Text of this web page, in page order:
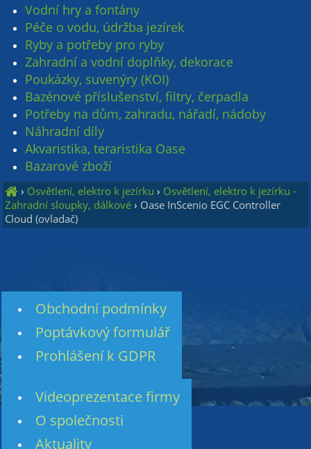
Vodní hry a fontány
Péče o vodu, údržba jezírek
Ryby a potřeby pro ryby
Zahradní a vodní doplňky, dekorace
Poukázky, suvenýry (KOI)
Bazénové příslušenství, filtry, čerpadla
Potřeby na dům, zahradu, nářadí, nádoby
Náhradní díly
Akvaristika, teraristika Oase
Bazarové zboží
› Osvětlení, elektro k jezírku › Osvětlení, elektro k jezírku -
Zahradní sloupky, dálkové › Oase InScenio EGC Controller
Cloud (ovladač)
Obchodní podmínky
Poptávkový formulář
Prohlášení k GDPR
Videoprezentace firmy
O společnosti
Aktuality